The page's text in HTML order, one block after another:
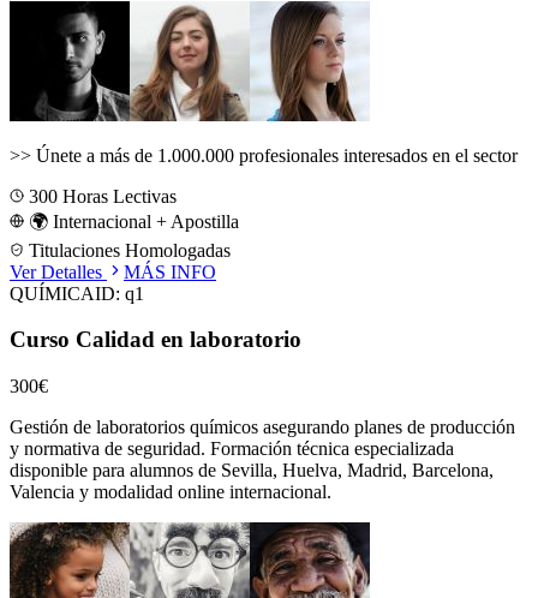
>> Únete a más de 1.000.000 profesionales interesados en el sector
300 Horas Lectivas
🌍 Internacional + Apostilla
Titulaciones Homologadas
Ver Detalles
MÁS INFO
QUÍMICAID: q1
Curso Calidad en laboratorio
300€
Gestión de laboratorios químicos asegurando planes de producción
y normativa de seguridad. Formación técnica especializada
disponible para alumnos de Sevilla, Huelva, Madrid, Barcelona,
Valencia y modalidad online internacional.